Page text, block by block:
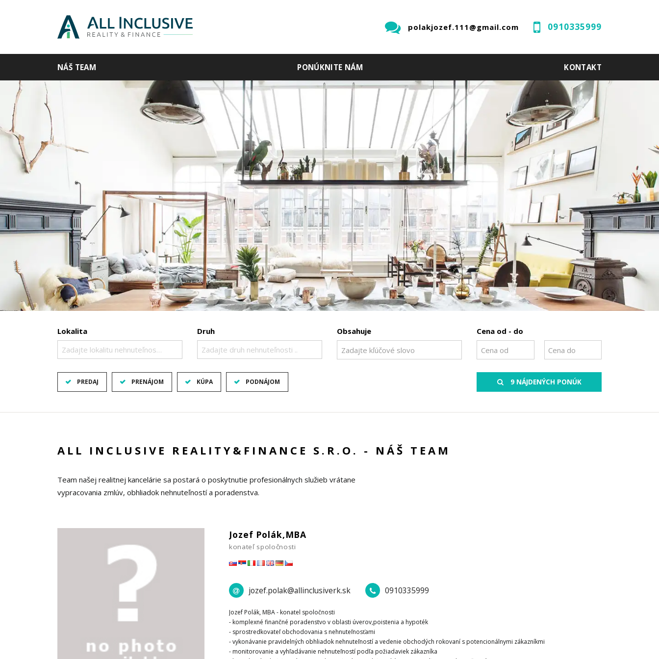
0910335999
polakjozef.111@gmail.com
NÁŠ TEAM PONÚKNITE NÁM KONTAKT
Lokalita
Zadajte lokalitu nehnuteľnosti ..
Druh
Zadajte druh nehnuteľnosti ..
Obsahuje Cena od - do
PREDAJ PRENÁJOM KÚPA PODNÁJOM 9 NÁJDENÝCH PONÚK
ALL INCLUSIVE REALITY&FINANCE S.R.O. - NÁŠ TEAM
Team našej realitnej kancelárie sa postará o poskytnutie profesionálnych služieb vrátane
vypracovania zmlúv, obhliadok nehnuteľností a poradenstva.
Jozef Polák,MBA
konateľ spoločnosti
0910335999
jozef.polak@allinclusiverk.sk
Jozef Polák, MBA - konatel spoločnosti
- komplexné finančné poradenstvo v oblasti úverov,poistenia a hypoték
- sprostredkovateľ obchodovania s nehnuteľnosťami
- vykonávanie pravidelných obhliadok nehnuteľností a vedenie obchodých rokovaní s potencionálnymi zákazníkmi
- monitorovanie a vyhľadávanie nehnuteľností podľa požiadaviek zákazníka